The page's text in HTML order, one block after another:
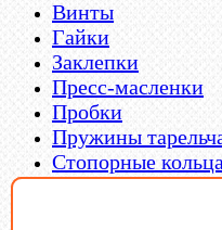
Производство и оптовая
Болты
Винты
Гайки
Заклепки
Пресс-масленки